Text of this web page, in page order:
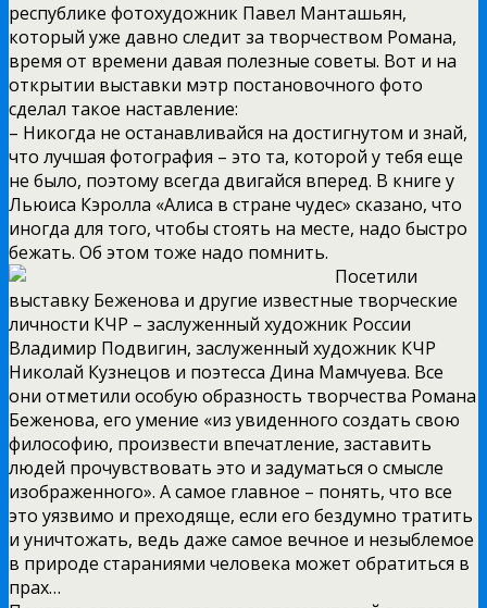
республике фотохудожник Павел Манташьян,
который уже давно следит за творчеством Романа,
время от времени давая полезные советы. Вот и на
открытии выставки мэтр постановочного фото
сделал такое наставление:
– Никогда не останавливайся на достигнутом и знай,
что лучшая фотография – это та, которой у тебя еще
не было, поэтому всегда двигайся вперед. В книге у
Льюиса Кэролла «Алиса в стране чудес» сказано, что
иногда для того, чтобы стоять на месте, надо быстро
бежать. Об этом тоже надо помнить.
Посетили
выставку Беженова и другие известные творческие
личности КЧР – заслуженный художник России
Владимир Подвигин, заслуженный художник КЧР
Николай Кузнецов и поэтесса Дина Мамчуева. Все
они отметили особую образность творчества Романа
Беженова, его умение «из увиденного создать свою
философию, произвести впечатление, заставить
людей прочувствовать это и задуматься о смысле
изображенного». А самое главное – понять, что все
это уязвимо и преходяще, если его бездумно тратить
и уничтожать, ведь даже самое вечное и незыблемое
в природе стараниями человека может обратиться в
прах…